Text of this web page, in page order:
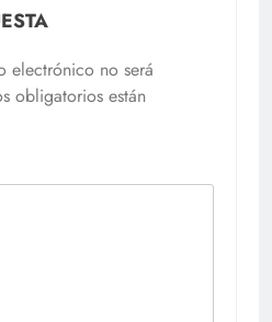
electrónico no será
obligatorios están